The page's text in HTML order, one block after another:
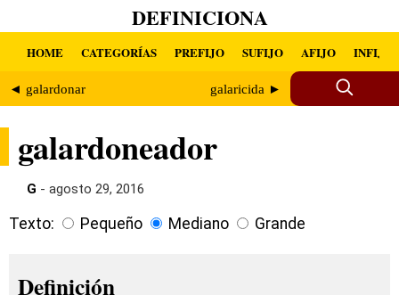
DEFINICIONA
HOME CATEGORÍAS PREFIJO SUFIJO AFIJO INFIJO
◄ galardonar galaricida ►
galardoneador
G - agosto 29, 2016
Texto: Pequeño Mediano Grande
Definición